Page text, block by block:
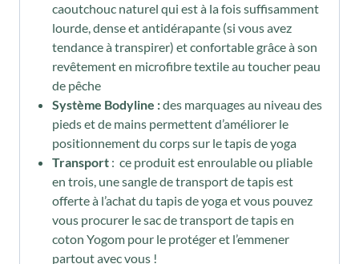
caoutchouc naturel qui est à la fois suffisamment
lourde, dense et antidérapante (si vous avez
tendance à transpirer) et confortable grâce à son
revêtement en microfibre textile au toucher peau
de pêche
Système Bodyline :des marquages au niveau des
pieds et de mains permettent d’améliorer le
positionnement du corps sur le tapis de yoga
Transport : ce produit est enroulable ou pliable
en trois, une sangle de transport de tapis est
offerte à l’achat du tapis de yoga et vous pouvez
vous procurer le sac de transport de tapis en
coton Yogom pour le protéger et l’emmener
partout avec vous !